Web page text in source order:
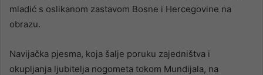
mladić s oslikanom zastavom Bosne i Hercegovine na
obrazu.
Navijačka pjesma, koja šalje poruku zajedništva i
okupljanja ljubitelja nogometa tokom Mundijala, na